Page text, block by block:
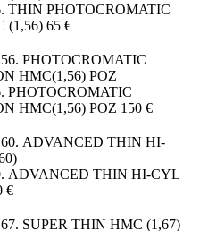
THIN PHOTOCROMATIC
(1,56) 65 €
PHOTOCROMATIC
HMC(1,56) ΡΟΖ 150 €
ADVANCED THIN HI-CYL
€